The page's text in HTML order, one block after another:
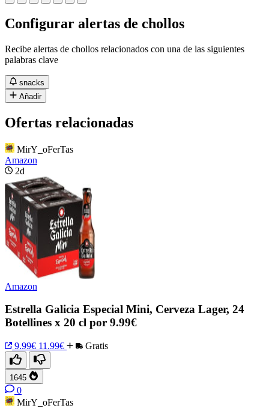
Configurar alertas de chollos
Recibe alertas de chollos relacionados con una de las siguientes
palabras clave
snacks
Añadir
Ofertas relacionadas
MirY_oFerTas
Amazon
2d
Amazon
Estrella Galicia Especial Mini, Cerveza Lager, 24
Botellines x 20 cl por 9.99€
9.99€ 11.99€ Gratis
1645
0
MirY_oFerTas